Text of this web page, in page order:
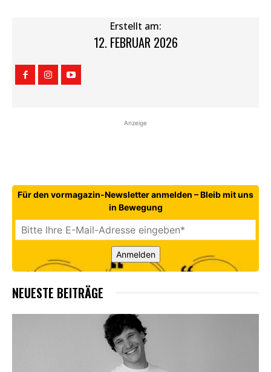
Erstellt am:
12. FEBRUAR 2026
Anzeige
Für den vormagazin-Newsletter anmelden – Bleib mit uns
in Bewegung
Anmelden
NEUESTE BEITRÄGE